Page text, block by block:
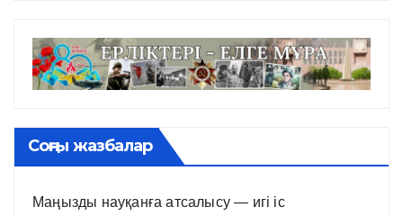
Соңғы жазбалар
Маңызды науқанға атсалысу — игі іс